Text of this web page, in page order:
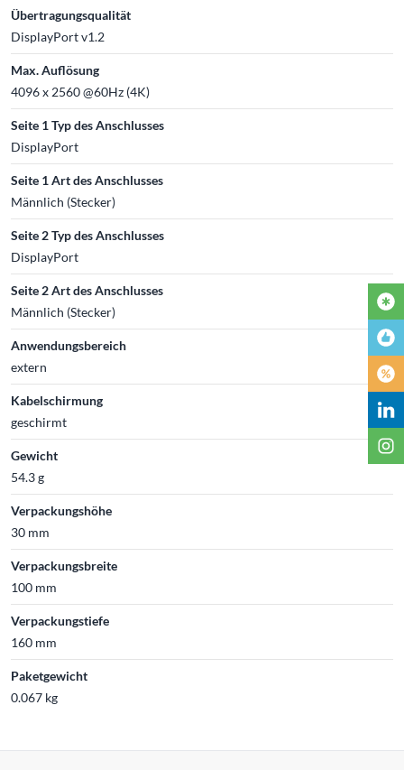
Übertragungsqualität
DisplayPort v1.2
Max. Auflösung
4096 x 2560 @60Hz (4K)
Seite 1 Typ des Anschlusses
DisplayPort
Seite 1 Art des Anschlusses
Männlich (Stecker)
Seite 2 Typ des Anschlusses
DisplayPort
Seite 2 Art des Anschlusses
Männlich (Stecker)
Anwendungsbereich
extern
Kabelschirmung
geschirmt
Gewicht
54.3 g
Verpackungshöhe
30 mm
Verpackungsbreite
100 mm
Verpackungstiefe
160 mm
Paketgewicht
0.067 kg